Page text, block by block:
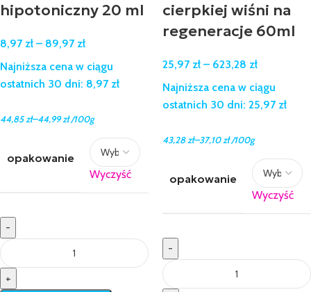
hipotoniczny 20 ml
8,97 zł – 89,97 zł
Najniższa cena w ciągu
ostatnich 30 dni: 8,97 zł
44,85zł–44,99zł /100g
opakowanie
Wyczyść
-
+
cierpkiej wiśni na
regeneracje 60ml
25,97 zł – 623,28 zł
Najniższa cena w ciągu
ostatnich 30 dni: 25,97 zł
43,28zł–37,10zł /100g
opakowanie
Wyczyść
-